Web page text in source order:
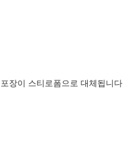
장이 스티로폼으로 대체됩니다.